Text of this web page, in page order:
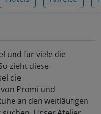
und für viele die
zieht diese
die
Promi und
an den weitläufigen